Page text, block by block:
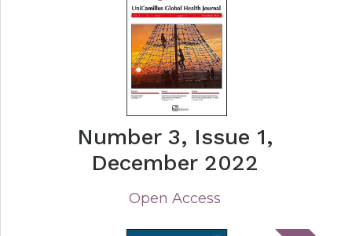
Number 3, Issue 1,
December 2022
Open Access